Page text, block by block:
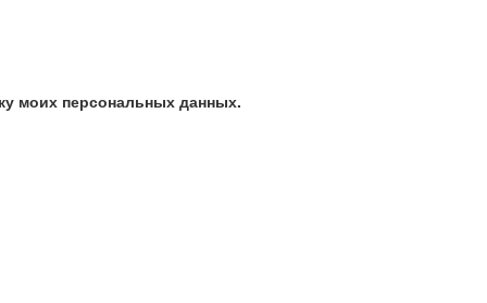
моих персональных данных.